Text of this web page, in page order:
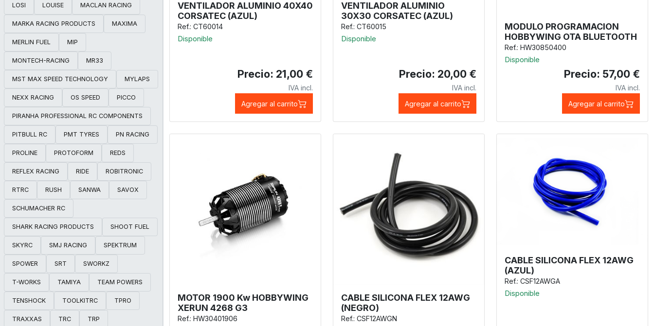
LOSI LOUISE MACLAN RACING
MARKA RACING PRODUCTS MAXIMA
MERLIN FUEL MIP
MONTECH-RACING MR33
MST MAX SPEED TECHNOLOGY MYLAPS
NEXX RACING OS SPEED PICCO
PIRANHA PROFESSIONAL RC COMPONENTS
PITBULL RC PMT TYRES PN RACING
PROLINE PROTOFORM REDS
REFLEX RACING RIDE ROBITRONIC
RTRC RUSH SANWA SAVOX
SCHUMACHER RC
SHARK RACING PRODUCTS SHOOT FUEL
SKYRC SMJ RACING SPEKTRUM
SPOWER SRT SWORKZ
T-WORKS TAMIYA TEAM POWERS
TENSHOCK TOOLKITRC TPRO
TRAXXAS TRC TRP
VENTILADOR ALUMINIO 40X40
CORSATEC (AZUL)
Ref.: CT60014
Disponible
Precio: 21,00 €
IVA incl.
Agregar al carrito
VENTILADOR ALUMINIO
30X30 CORSATEC (AZUL)
Ref.: CT60015
Disponible
Precio: 20,00 €
IVA incl.
Agregar al carrito
MODULO PROGRAMACION
HOBBYWING OTA BLUETOOTH
Ref.: HW30850400
Disponible
Precio: 57,00 €
IVA incl.
Agregar al carrito
MOTOR 1900 Kw HOBBYWING
XERUN 4268 G3
Ref.: HW30401906
CABLE SILICONA FLEX 12AWG
(NEGRO)
Ref.: CSF12AWGN
CABLE SILICONA FLEX 12AWG
(AZUL)
Ref.: CSF12AWGA
Disponible